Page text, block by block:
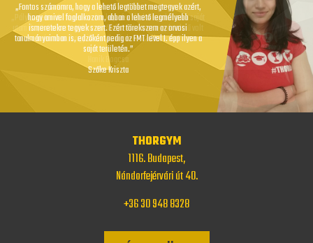
„Fontos számomra, hogy a lehető legtöbbet megtegyek azért,
hogy amivel foglalkozom, abban a lehető legmélyebb
ismeretekre tegyek szert. Ezért törekszem az orvosi
tanulmányaimban is, edzőként pedig az FMT level I. épp ilyen a
saját területén.”
Szőke Kriszta
„Pályám jelentős lépése volt a képzés, ahol megtaláltam a saját
utam és jövőképem. Már az első képzési napon egyértelmű volt
számomra, hogy innentől más lesz az életem…”
Hanik Bogcsa
THORGYM
1116. Budapest,
Nándorfejérvári út 40.
+36 30 948 8328